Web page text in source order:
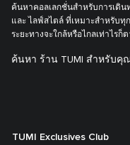
ค้นหาคอลเลกชั่นสำหรับการเดิน
และ ไลฟ์สไตล์ ที่เหมาะสำหรับทุ
ระยะทางจะใกล้หรือไกลเท่าไรก็ต
ค้นหา ร้าน TUMI สำหรับคุ
TUMI Exclusives Club